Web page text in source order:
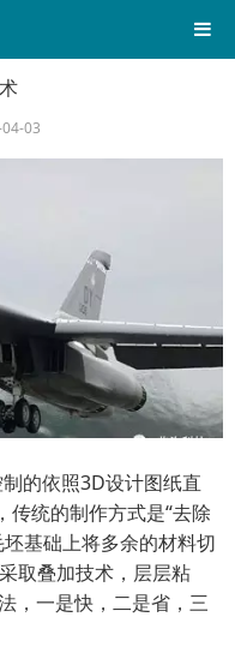
03
的依照3D设计图纸直
传统的制作方式是“去除
基础上将多余的材料切
取叠加技术，层层粘
，一是快，二是省，三